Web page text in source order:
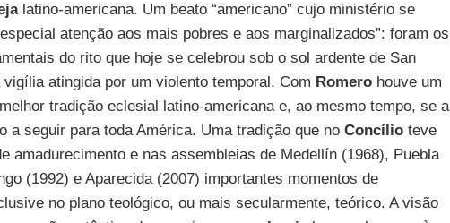
latino-americana. Um beato “americano” cujo ministério se
atenção aos mais pobres e aos marginalizados”: foram os
do rito que hoje se celebrou sob o sol ardente de San
vigília atingida por um violento temporal. Com Romerohouve um
tradição eclesial latino-americana e, ao mesmo tempo, se a
a seguir para toda América. Uma tradição que no Concílioteve
amadurecimento e nas assembleias de Medellín (1968), Puebla
(1992) e Aparecida (2007) importantes momentos de
no plano teológico, ou mais secularmente, teórico. A visão